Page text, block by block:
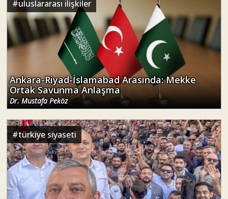
#uluslararası ilişkiler
Ankara-Riyad-İslamabad Arasında: Mekke
Ortak Savunma Anlaşma
Dr. Mustafa Peköz
#türkiye siyaseti